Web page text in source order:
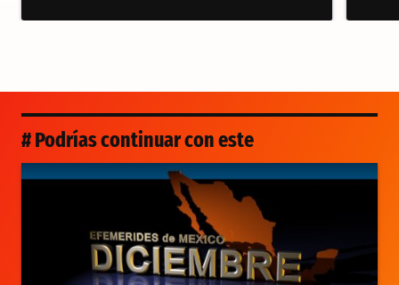
# Podrías continuar con este